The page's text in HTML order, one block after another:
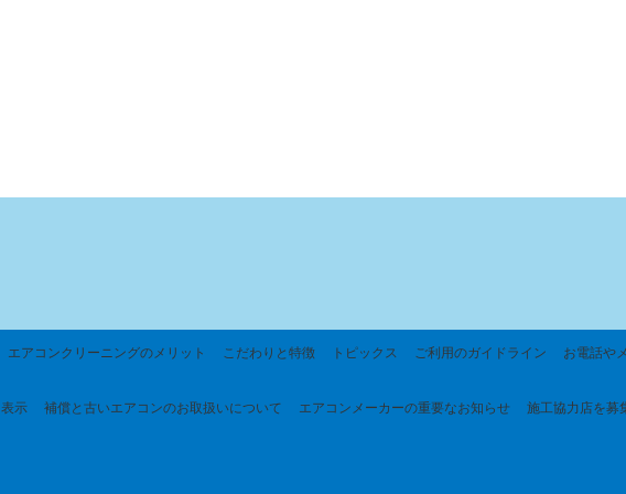
エアコンクリーニングのメリット こだわりと特徴 トピックス ご利用のガイドライン お電話や
表示 補償と古いエアコンのお取扱いについて エアコンメーカーの重要なお知らせ 施工協力店を募